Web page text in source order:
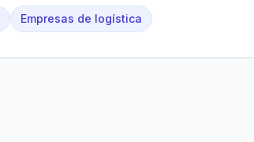
Empresas de logística